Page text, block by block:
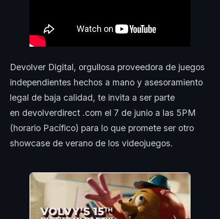
Devolver Digital, orgullosa proveedora de juegos
independientes hechos a mano y asesoramiento
legal de baja calidad, te invita a ser parte
en devolverdirect .com el 7 de junio a las 5PM
(horario Pacífico) para lo que promete ser otro
showcase de verano de los videojuegos.